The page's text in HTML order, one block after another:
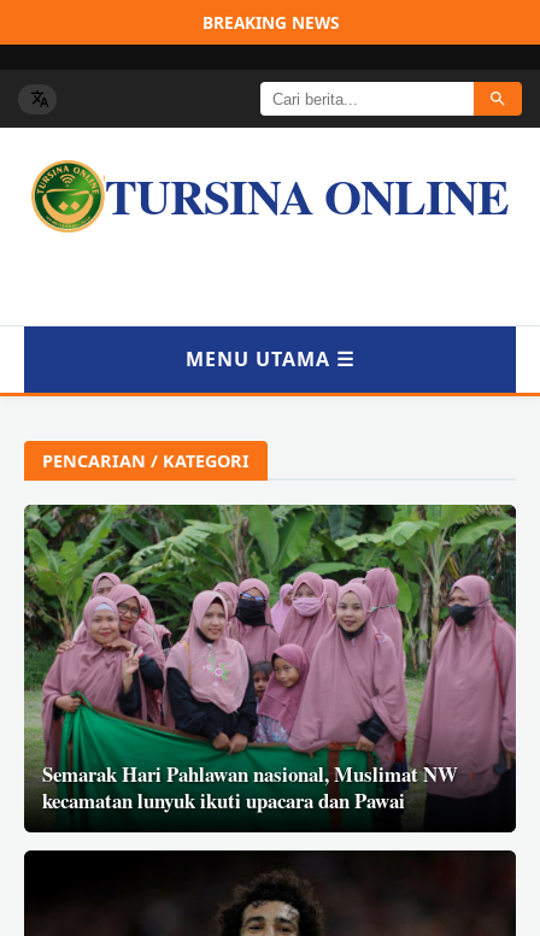
BREAKING NEWS
TURSINA ONLINE
MENU UTAMA ☰
BERANDA
PENCARIAN / KATEGORI
Semarak Hari Pahlawan nasional, Muslimat NW
kecamatan lunyuk ikuti upacara dan Pawai